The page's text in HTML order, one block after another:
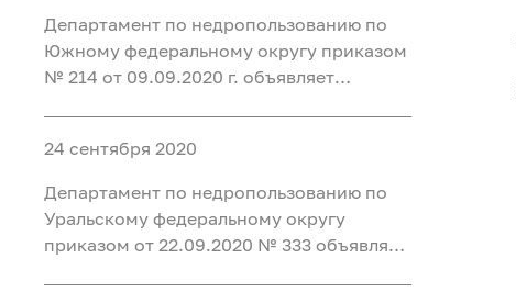
Департамент по недропользованию по
Южному федеральному округу приказом
№ 214 от 09.09.2020 г. объявляет
разведки и добычи подземных
минеральных вод (для
бальнеоприменения) на Санаторном
24 сентября 2020
Департамент по недропользованию по
Уральскому федеральному округу
приказом от 22.09.2020 № 333 объявляет